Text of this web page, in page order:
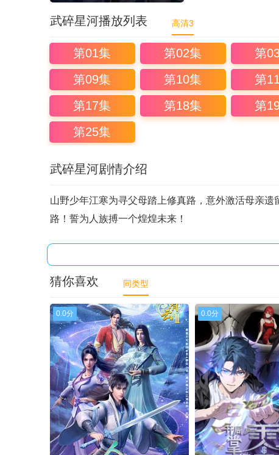
武碎星河播放列表 高清3
第01集 第02集 第
第09集
第10集 第
第17集
第18集 第
第25集
武碎星河剧情介绍
山野少年江寒为寻父母踏上修真路，意外激活母亲
路！誓为人族搏一个煌煌未来！
猜你喜欢 同类型
0.0分 0.0分